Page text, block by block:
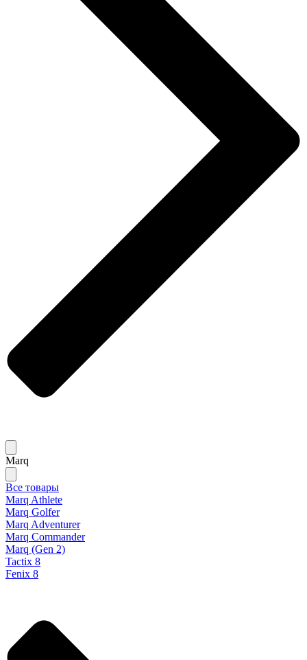
Marq
Все товары
Marq Athlete
Marq Golfer
Marq Adventurer
Marq Commander
Marq (Gen 2)
Tactix 8
Fenix 8